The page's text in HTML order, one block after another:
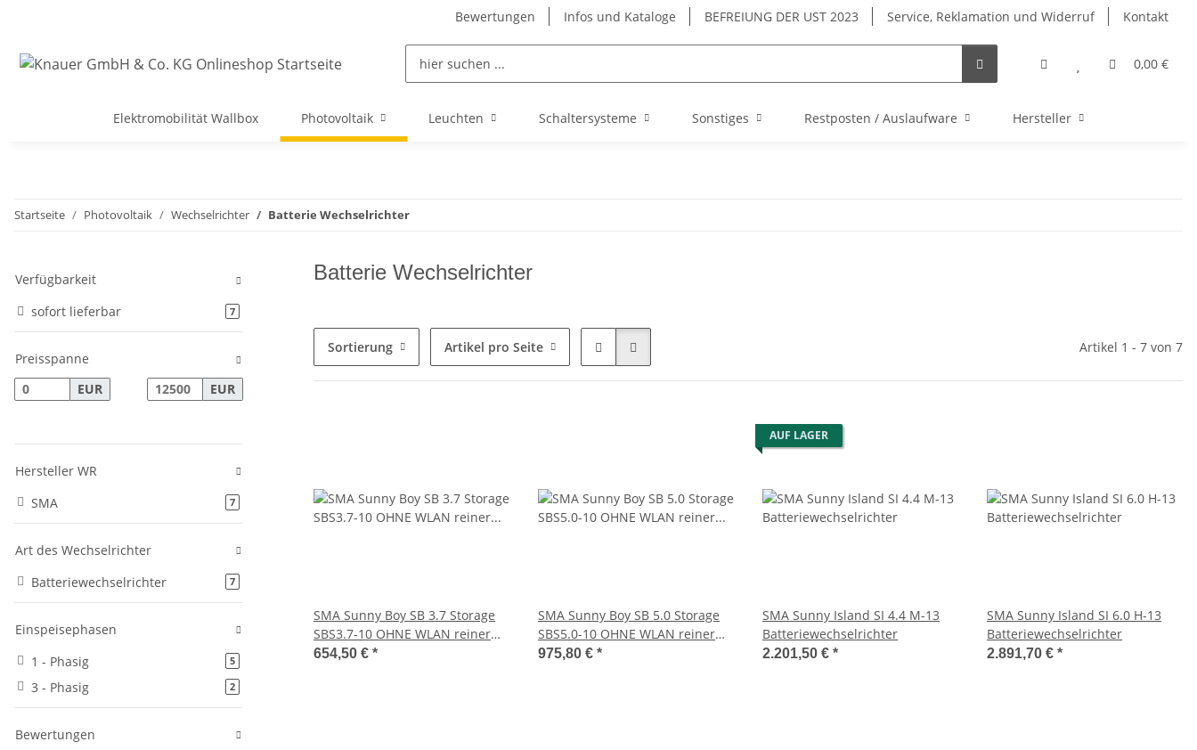
Bewertungen Infos und Kataloge BEFREIUNG DER UST 2023 Service, Reklamation und Widerruf Kontakt
0,00 €
Elektromobilität Wallbox Photovoltaik Leuchten Schaltersysteme Sonstiges Restposten / Auslaufware Hersteller
Startseite Photovoltaik Wechselrichter Batterie Wechselrichter
Batterie Wechselrichter
Sortierung Artikel pro Seite Artikel 1 - 7 von 7
SMA Sunny Boy SB 3.7 Storage
SBS3.7-10 OHNE WLAN reiner
Batteriewechselrichter
654,50 € *
SMA Sunny Boy SB 5.0 Storage
SBS5.0-10 OHNE WLAN reiner
Batteriewechselrichter
975,80 € *
AUF LAGER
SMA Sunny Island SI 4.4 M-13
Batteriewechselrichter
2.201,50 € *
SMA Sunny Island SI 6.0 H-13
Batteriewechselrichter
2.891,70 € *
Verfügbarkeit
sofort lieferbar
7Artikel gefunden
Preisspanne
EUR
EUR
Hersteller WR
SMA
7Artikel gefunden
Art des Wechselrichter
Batteriewechselrichter
7Artikel gefunden
Einspeisephasen
1 - Phasig
5Artikel gefunden
3 - Phasig 2Artikel gefunden
Bewertungen